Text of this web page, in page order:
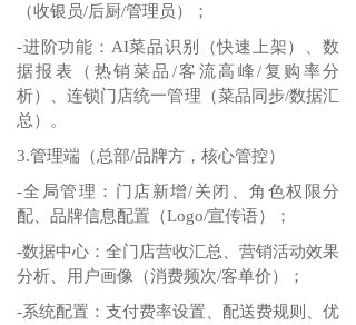
（收银员/后厨/管理员）；
-进阶功能：AI菜品识别（快速上架）、数
据报表（热销菜品/客流高峰/复购率分
析）、连锁门店统一管理（菜品同步/数据汇
总）。
3.管理端（总部/品牌方，核心管控）
-全局管理：门店新增/关闭、角色权限分
配、品牌信息配置（Logo/宣传语）；
-数据中心：全门店营收汇总、营销活动效果
分析、用户画像（消费频次/客单价）；
-系统配置：支付费率设置、配送费规则、优